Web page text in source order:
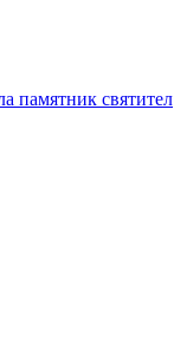
памятник святител